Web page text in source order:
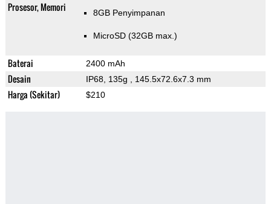
Prosesor, Memori 8GB Penyimpanan
MicroSD (32GB max.)
Baterai 2400 mAh
Desain IP68, 135g , 145.5x72.6x7.3 mm
Harga (Sekitar) $210